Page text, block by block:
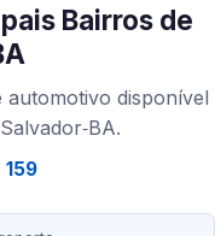
Bairros de
disponível
159